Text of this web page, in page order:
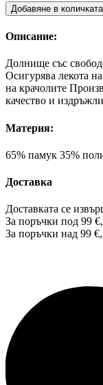
Добавяне в количката
Описание:
Долнище със
Осигурява лекота
на крачолите
качество и
Материя:
65% памук 35%
Доставка
Доставката се
За поръчки под 99
За поръчки над 99 €,